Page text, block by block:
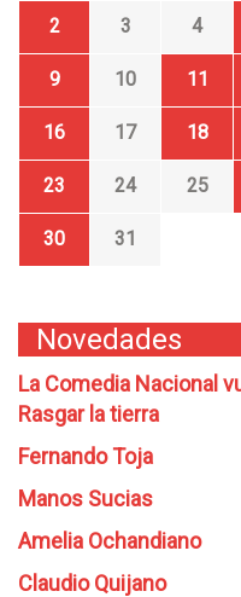
2 3 4
9 10 11
16 17 18
23 24 25
30
31
Novedades
La Comedia Nacional
Rasgar la tierra
Fernando Toja
Manos Sucias
Amelia Ochandiano
Claudio Quijano